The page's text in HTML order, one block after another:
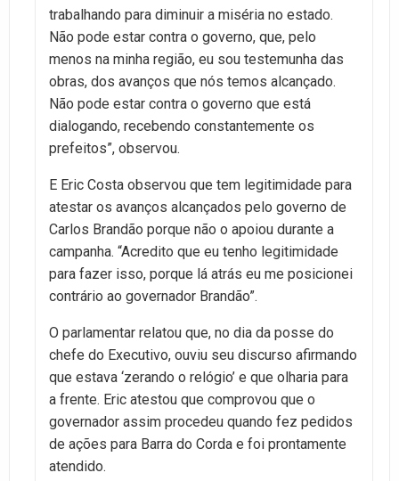
trabalhando para diminuir a miséria no estado.
Não pode estar contra o governo, que, pelo
menos na minha região, eu sou testemunha das
obras, dos avanços que nós temos alcançado.
Não pode estar contra o governo que está
dialogando, recebendo constantemente os
prefeitos”, observou.
E Eric Costa observou que tem legitimidade para
atestar os avanços alcançados pelo governo de
Carlos Brandão porque não o apoiou durante a
campanha. “Acredito que eu tenho legitimidade
para fazer isso, porque lá atrás eu me posicionei
contrário ao governador Brandão”.
O parlamentar relatou que, no dia da posse do
chefe do Executivo, ouviu seu discurso afirmando
que estava ‘zerando o relógio’ e que olharia para
a frente. Eric atestou que comprovou que o
governador assim procedeu quando fez pedidos
de ações para Barra do Corda e foi prontamente
atendido.